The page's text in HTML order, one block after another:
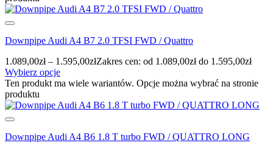
Downpipe Audi A4 B7 2.0 TFSI FWD / Quattro
1.089,00zł – 1.595,00złZakres cen: od 1.089,00zł do 1.595,00zł
Wybierz opcje
Ten produkt ma wiele wariantów. Opcje można wybrać na stronie
produktu
Downpipe Audi A4 B6 1.8 T turbo FWD / QUATTRO LONG